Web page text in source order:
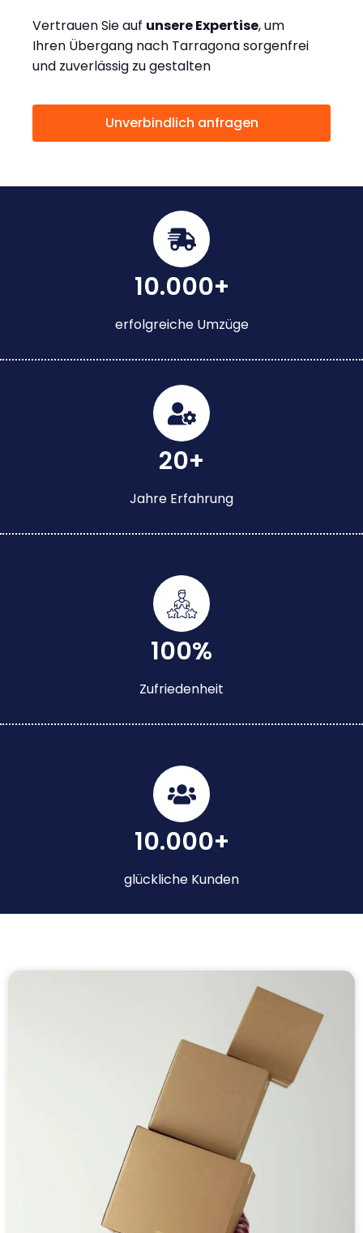
Vertrauen Sie auf unsere Expertise, um
Ihren Übergang nach Tarragona sorgenfrei
und zuverlässig zu gestalten
Unverbindlich anfragen
10.000+
erfolgreiche Umzüge
20+
Jahre Erfahrung
100%
Zufriedenheit
10.000+
glückliche Kunden